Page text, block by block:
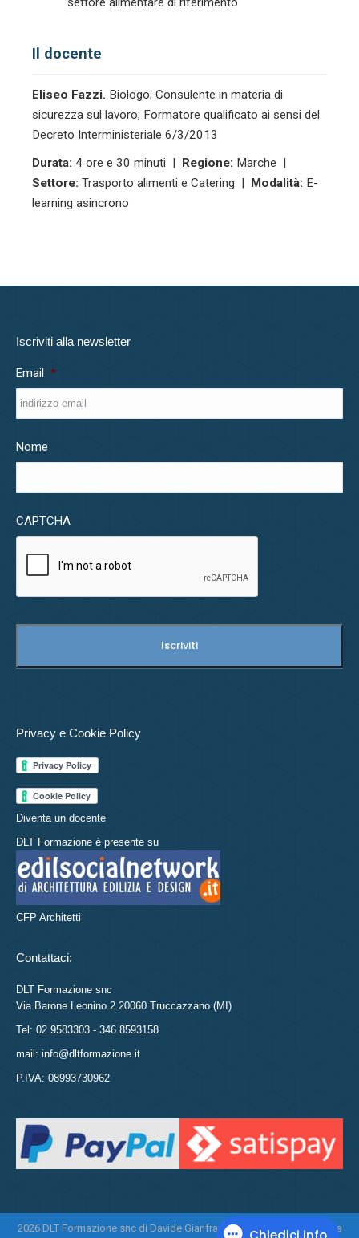
Il docente
Eliseo Fazzi. Biologo; Consulente in materia di
sicurezza sul lavoro; Formatore qualificato ai sensi del
Decreto Interministeriale 6/3/2013
Durata: 4 ore e 30 minuti | Regione: Marche |
Settore: Trasporto alimenti e Catering | Modalità: E-
learning asincrono
Iscriviti alla newsletter
Email *
Nome
CAPTCHA
Privacy e Cookie Policy
Diventa un docente
DLT Formazione è presente su
CFP Architetti
Contattaci:
DLT Formazione snc
Via Barone Leonino 2 20060 Truccazzano (MI)
Tel: 02 9583303 - 346 8593158
mail: info@dltformazione.it
P.IVA: 08993730962
2026 DLT Formazione snc di Davide Gianfranco Di Leo e Daniela Tasca